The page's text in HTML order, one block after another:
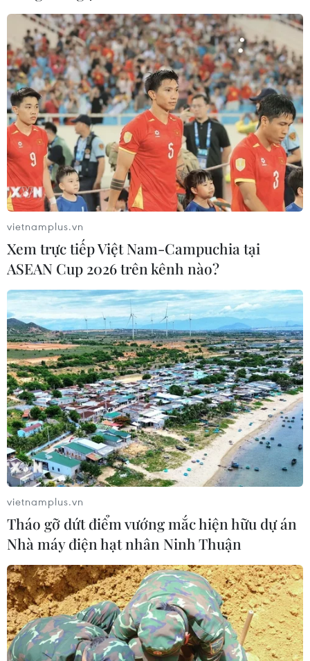
vietnamplus.vn
Xem trực tiếp Việt Nam-Campuchia tại
ASEAN Cup 2026 trên kênh nào?
vietnamplus.vn
Tháo gỡ dứt điểm vướng mắc hiện hữu dự án
Nhà máy điện hạt nhân Ninh Thuận